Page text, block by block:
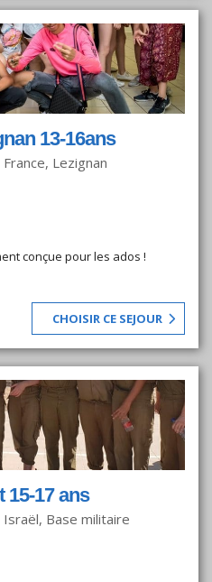
13-16ans
Lezignan
conçue pour les ados !
CHOISIR CE SEJOUR
15-17 ans
Base militaire